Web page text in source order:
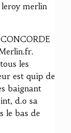
merlin
les
est quip de
baignant
d.o sa
le bas de